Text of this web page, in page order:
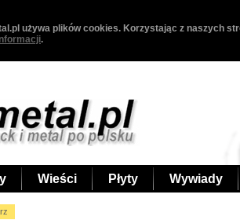
używa plików cookies. Korzystając z naszych
.
Wieści Płyty Wywiady